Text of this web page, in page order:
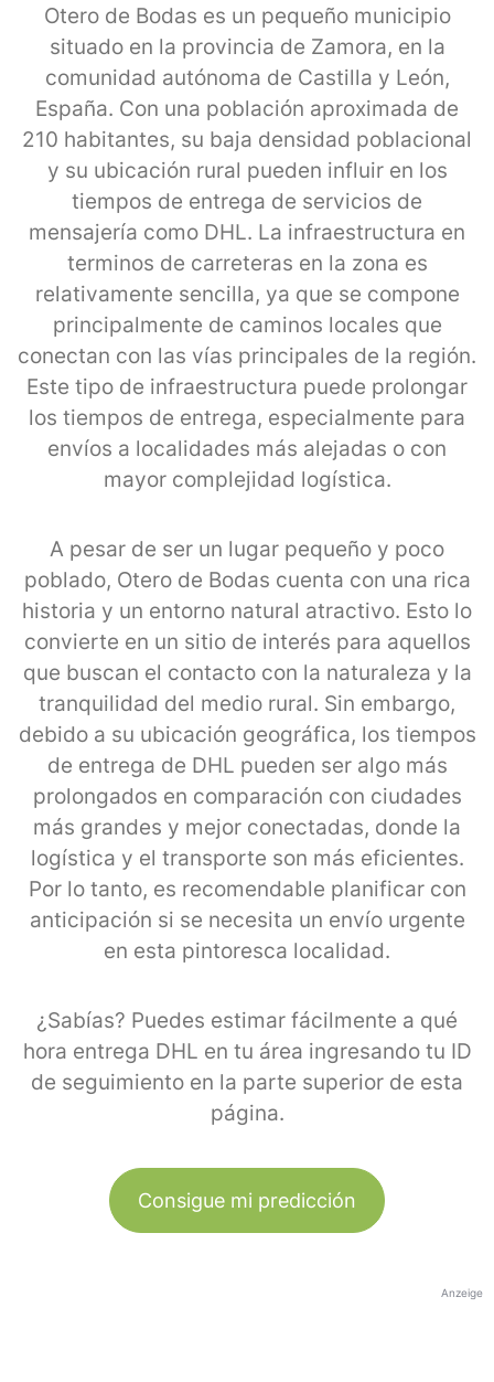
Otero de Bodas es un pequeño municipio
situado en la provincia de Zamora, en la
comunidad autónoma de Castilla y León,
España. Con una población aproximada de
210 habitantes, su baja densidad poblacional
y su ubicación rural pueden influir en los
tiempos de entrega de servicios de
mensajería como DHL. La infraestructura en
terminos de carreteras en la zona es
relativamente sencilla, ya que se compone
principalmente de caminos locales que
conectan con las vías principales de la región.
Este tipo de infraestructura puede prolongar
los tiempos de entrega, especialmente para
envíos a localidades más alejadas o con
mayor complejidad logística.
A pesar de ser un lugar pequeño y poco
poblado, Otero de Bodas cuenta con una rica
historia y un entorno natural atractivo. Esto lo
convierte en un sitio de interés para aquellos
que buscan el contacto con la naturaleza y la
tranquilidad del medio rural. Sin embargo,
debido a su ubicación geográfica, los tiempos
de entrega de DHL pueden ser algo más
prolongados en comparación con ciudades
más grandes y mejor conectadas, donde la
logística y el transporte son más eficientes.
Por lo tanto, es recomendable planificar con
anticipación si se necesita un envío urgente
en esta pintoresca localidad.
¿Sabías? Puedes estimar fácilmente a qué
hora entrega DHL en tu área ingresando tu ID
de seguimiento en la parte superior de esta
página.
Consigue mi predicción
Anzeige